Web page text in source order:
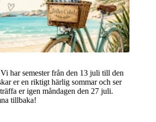
har semester från den 13 juli till den
er en riktigt härlig sommar och ser
er igen måndagen den 27 juli.
tillbaka!